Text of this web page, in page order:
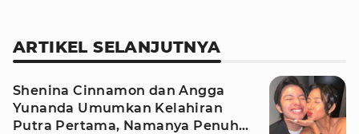
ARTIKEL SELANJUTNYA
Shenina Cinnamon dan Angga
Yunanda Umumkan Kelahiran
Putra Pertama, Namanya Penuh